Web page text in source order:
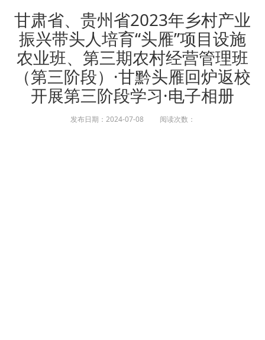
甘肃省、贵州省2023年乡村产业
振兴带头人培育“头雁”项目设施
农业班、第三期农村经营管理班
（第三阶段）·甘黔头雁回炉返校
开展第三阶段学习·电子相册
发布日期：2024-07-08 阅读次数：